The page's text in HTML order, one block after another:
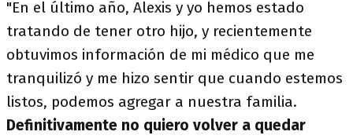
"En el último año, Alexis y yo hemos estado
tratando de tener otro hijo, y recientemente
obtuvimos información de mi médico que me
tranquilizó y me hizo sentir que cuando estemos
listos, podemos agregar a nuestra familia.
Definitivamente no quiero volver a quedar